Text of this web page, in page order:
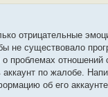
отрицательные
не существовало
о проблемах
по жалобе.
об его